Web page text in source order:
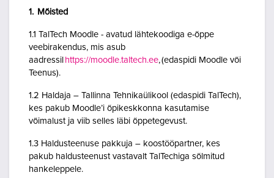
1. Mõisted
1.1 TalTech Moodle - avatud lähtekoodiga e-õppe
veebirakendus, mis asub
aadressil https://moodle.taltech.ee, (edaspidi Moodle või
Teenus).
1.2 Haldaja – Tallinna Tehnikaülikool (edaspidi TalTech),
kes pakub Moodle’i õpikeskkonna kasutamise
võimalust ja viib selles läbi õppetegevust.
1.3 Haldusteenuse pakkuja – koostööpartner, kes
pakub haldusteenust vastavalt TalTechiga sõlmitud
hankeleppele.